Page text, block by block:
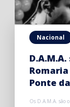
Nacional
Ponte
Os D.A.M.A. são